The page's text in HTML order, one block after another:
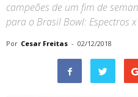
campeões de um fim de
para o Brasil Bowl: Espectros
Por Cesar Freitas - 02/12/2018